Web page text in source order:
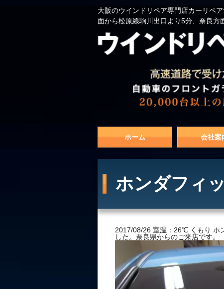
大阪のウインドリペア専門店カーリペ
面から松原線駒川出口より5分、奈良方
ホーム 会社案
ホンダフィ
ガラス 飛び
2017/08/26 室温：26℃ くもり ホ
した。奈良県からのご来店です。